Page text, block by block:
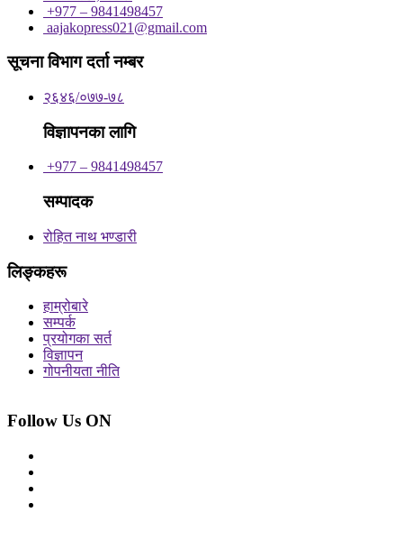
+977 – 9841498457
aajakopress021@gmail.com
सूचना विभाग दर्ता नम्बर
२६४६/०७७-७८
विज्ञापनका लागि
+977 – 9841498457
सम्पादक
रोहित नाथ भण्डारी
लिङ्कहरू
हाम्रोबारे
सम्पर्क
प्रयोगका सर्त
विज्ञापन
गोपनीयता नीति
Follow Us ON